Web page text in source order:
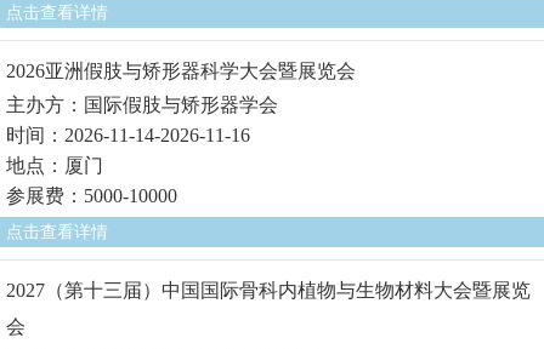
点击查看详情
2026亚洲假肢与矫形器科学大会暨展览会
主办方：国际假肢与矫形器学会
时间：2026-11-14-2026-11-16
地点：厦门
参展费：5000-10000
点击查看详情
2027（第十三届）中国国际骨科内植物与生物材料大会暨展览
会